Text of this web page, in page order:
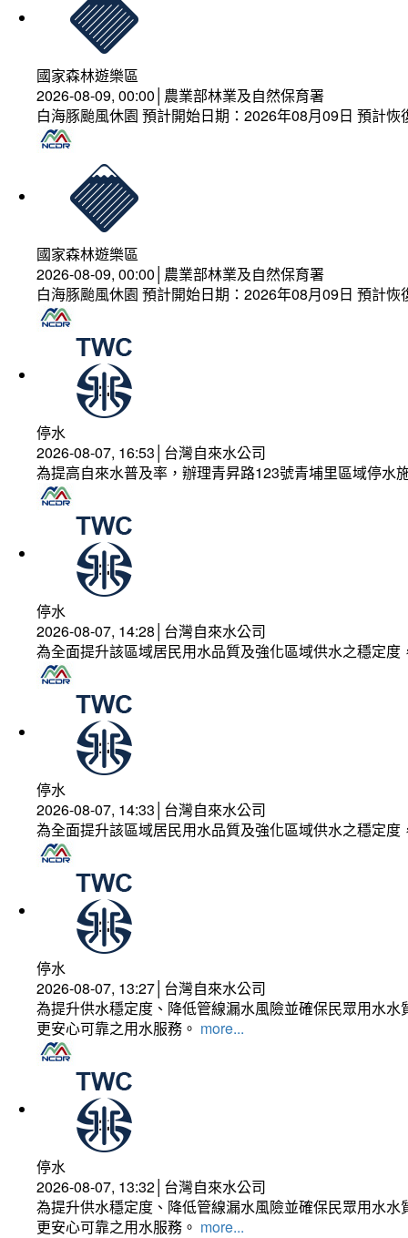
國家森林遊樂區
2026-08-09, 00:00│農業部林業及自然保育署
白海豚颱風休園 預計開始日期：2026年08月09日 預計
國家森林遊樂區
2026-08-09, 00:00│農業部林業及自然保育署
白海豚颱風休園 預計開始日期：2026年08月09日 預計
停水
2026-08-07, 16:53│台灣自來水公司
為提高自來水普及率，辦理青昇路123號青埔里區域停水
停水
2026-08-07, 14:28│台灣自來水公司
為全面提升該區域居民用水品質及強化區域供水之穩定
停水
2026-08-07, 14:33│台灣自來水公司
為全面提升該區域居民用水品質及強化區域供水之穩定
停水
2026-08-07, 13:27│台灣自來水公司
為提升供水穩定度、降低管線漏水風險並確保民眾用水
更安心可靠之用水服務。 more...
停水
2026-08-07, 13:32│台灣自來水公司
為提升供水穩定度、降低管線漏水風險並確保民眾用水
更安心可靠之用水服務。 more...